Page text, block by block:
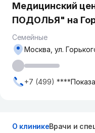
Медицинский
ПОДОЛЬЯ" на
Семейные
Москва, ​ул.
+7 (499) ****
О клиникеВрачи и